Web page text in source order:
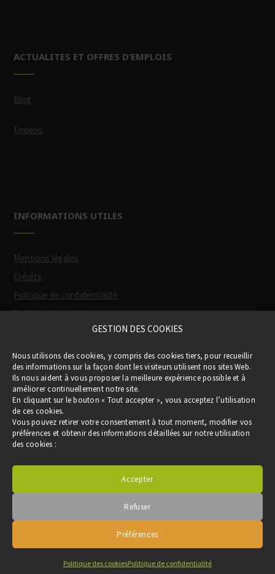
GESTION DES COOKIES
Nous utilisons des cookies, y compris des cookies tiers, pour recueillir
des informations sur la façon dont les visiteurs utilisent nos sites Web.
Ils nous aident à vous proposer la meilleure expérience possible et à
améliorer continuellement notre site.
En cliquant sur le bouton « Tout accepter », vous acceptez l’utilisation
de ces cookies.
Vous pouvez retirer votre consentement à tout moment, modifier vos
préférences et obtenir des informations détaillées sur notre utilisation
des cookies :
Accepter
Refuser
Préférences
Politique des cookiesPolitique de confidentialité
ACTUALITES ET OFFRES D’EMPLOIS
Blog
Emplois
INFORMATIONS UTILES
Mentions légales
Crédits
Politique de confidentialité
Politique des cookies
le Pass Occitanie)
Copyright © 2019 CLER VERTS - Tous droits réservés -